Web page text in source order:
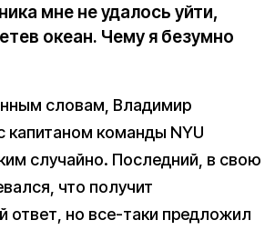
мне не удалось уйти,
океан. Чему я безумно
словам, Владимир
капитаном команды NYU
случайно. Последний, в свою
что получит
ответ, но все-таки предложил